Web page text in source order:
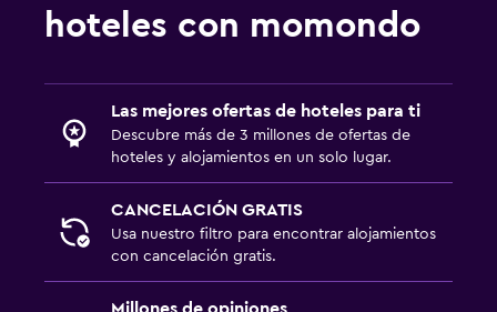
hoteles con momondo
Las mejores ofertas de hoteles para ti
Descubre más de 3 millones de ofertas de
hoteles y alojamientos en un solo lugar.
CANCELACIÓN GRATIS
Usa nuestro filtro para encontrar alojamientos
con cancelación gratis.
Millones de opiniones